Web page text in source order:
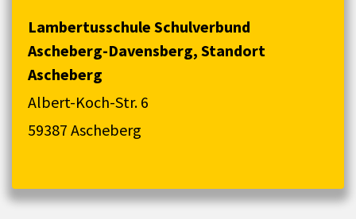
Lambertusschule Schulverbund
Ascheberg-Davensberg, Standort
Ascheberg
Albert-Koch-Str. 6
59387 Ascheberg